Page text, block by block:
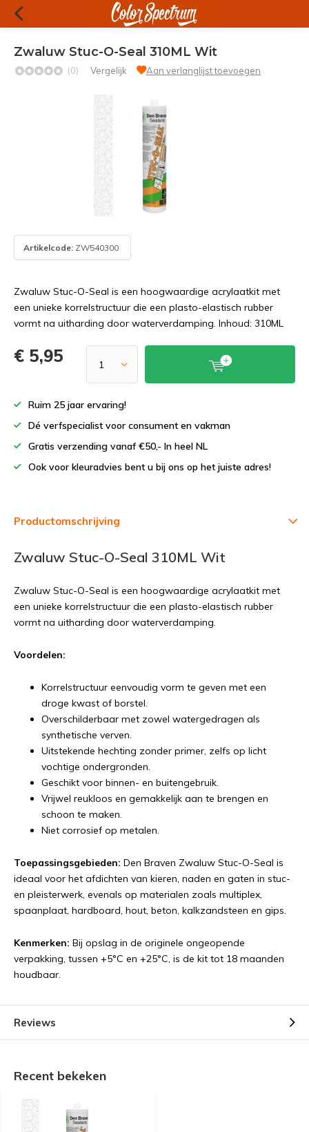
Zwaluw Stuc-O-Seal 310ML Wit
(0) Vergelijk Aan verlanglijst toevoegen
Artikelcode: ZW540300
Zwaluw Stuc-O-Seal is een hoogwaardige acrylaatkit met
een unieke korrelstructuur die een plasto-elastisch rubber
vormt na uitharding door waterverdamping. Inhoud: 310ML
€ 5,95
Ruim 25 jaar ervaring!
Dé verfspecialist voor consument en vakman
Gratis verzending vanaf €50,- In heel NL
Ook voor kleuradvies bent u bij ons op het juiste adres!
Productomschrijving
Zwaluw Stuc-O-Seal 310ML Wit
Zwaluw Stuc-O-Seal is een hoogwaardige acrylaatkit met
een unieke korrelstructuur die een plasto-elastisch rubber
vormt na uitharding door waterverdamping.
Voordelen:
Korrelstructuur eenvoudig vorm te geven met een
droge kwast of borstel.
Overschilderbaar met zowel watergedragen als
synthetische verven.
Uitstekende hechting zonder primer, zelfs op licht
vochtige ondergronden.
Geschikt voor binnen- en buitengebruik.
Vrijwel reukloos en gemakkelijk aan te brengen en
schoon te maken.
Niet corrosief op metalen.
Toepassingsgebieden: Den Braven Zwaluw Stuc-O-Seal is
ideaal voor het afdichten van kieren, naden en gaten in stuc-
en pleisterwerk, evenals op materialen zoals multiplex,
spaanplaat, hardboard, hout, beton, kalkzandsteen en gips.
Kenmerken: Bij opslag in de originele ongeopende
verpakking, tussen +5°C en +25°C, is de kit tot 18 maanden
houdbaar.
Reviews
Recent bekeken